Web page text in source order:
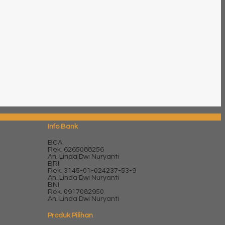
Info Bank
BCA
Rek. 6265088256
An. Linda Dwi Nuryanti
BRI
Rek. 3145-01-024237-53-9
An. Linda Dwi Nuryanti
BNI
Rek. 0917082950
An. Linda Dwi Nuryanti
Produk Pilihan